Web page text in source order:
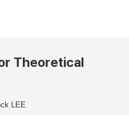
Theoretical
LEE